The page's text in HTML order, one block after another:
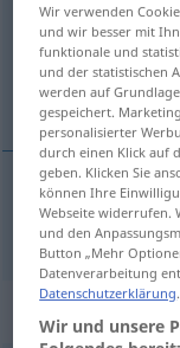
brimbaler
Übersicht aller
(Für mehr Details
brimbaler → siehe „
Wir verwenden
und wir besser mit
funktionale und
und der statistischen
werden auf
gespeichert.
personalisierter
durch einen Klick auf
geben. Klicken Sie
können Ihre
Webseite widerrufen.
und den
Button „Mehr
Datenverarbeitung
Datenschutzerklärung
Wir und unsere